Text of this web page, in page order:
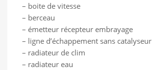
– boite de vitesse
– berceau
– émetteur récepteur embrayage
– ligne d’échappement sans catalyseur
– radiateur de clim
– radiateur eau